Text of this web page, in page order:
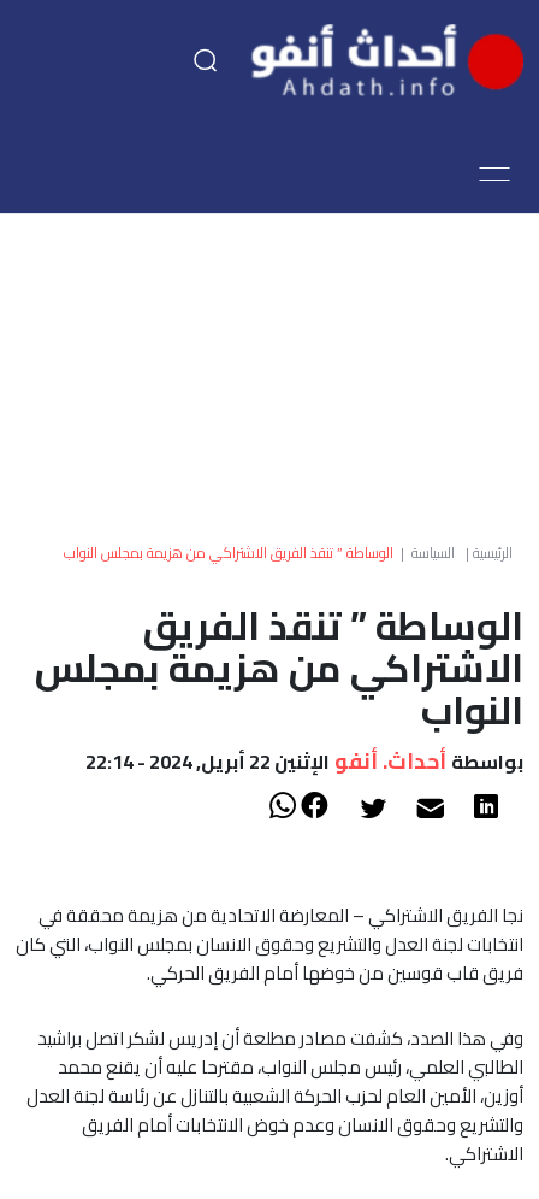
اقتصاد
العالم
أعمدة
الصحراء
الرئيسية| السياسة | الوساطة ” تنقذ الفريق الاشتراكي من هزيمة بمجلس النواب
الوساطة ” تنقذ الفريق
الاشتراكي من هزيمة بمجلس
النواب
بواسطة أحداث. أنفو الإثنين 22 أبريل, 2024 - 22:14
نجا الفريق الاشتراكي – المعارضة الاتحادية من هزيمة محققة في
انتخابات لجنة العدل والتشريع وحقوق الانسان بمجلس النواب، التي كان
فريق قاب قوسين من خوضها أمام الفريق الحركي.
وفي هذا الصدد، كشفت مصادر مطلعة أن إدريس لشكر اتصل براشيد
الطالبي العلمي، رئيس مجلس النواب، مقترحا عليه أن يقنع محمد
أوزين، الأمين العام لحزب الحركة الشعبية بالتنازل عن رئاسة لجنة العدل
والتشريع وحقوق الانسان وعدم خوض الانتخابات أمام الفريق
الاشتراكي.